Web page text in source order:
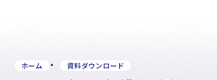
ホーム
資料ダウンロード